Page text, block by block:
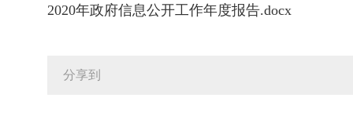
2020年政府信息公开工作年度报告.docx
分享到